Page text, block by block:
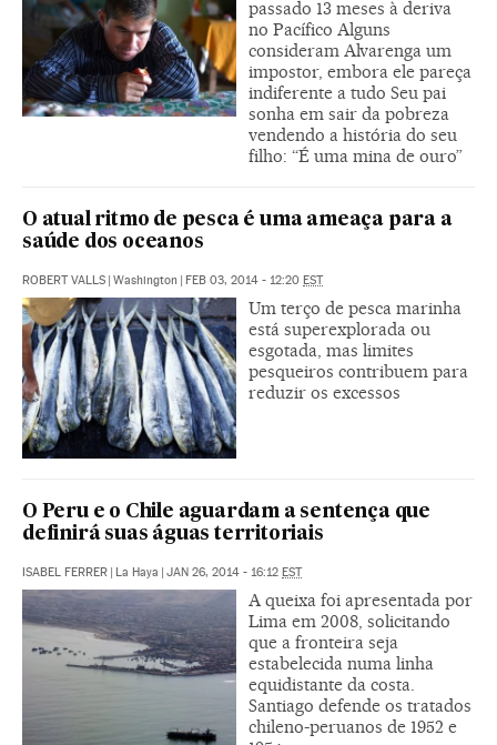
passado 13 meses à deriva
no Pacífico Alguns
consideram Alvarenga um
impostor, embora ele pareça
indiferente a tudo Seu pai
sonha em sair da pobreza
vendendo a história do seu
filho: “É uma mina de ouro”
O atual ritmo de pesca é uma ameaça para a
saúde dos oceanos
ROBERT VALLS | Washington | FEB 03, 2014 - 12:20 EST
Um terço de pesca marinha
está superexplorada ou
esgotada, mas limites
pesqueiros contribuem para
reduzir os excessos
O Peru e o Chile aguardam a sentença que
definirá suas águas territoriais
ISABEL FERRER | La Haya | JAN 26, 2014 - 16:12 EST
A queixa foi apresentada por
Lima em 2008, solicitando
que a fronteira seja
estabelecida numa linha
equidistante da costa.
Santiago defende os tratados
chileno-peruanos de 1952 e